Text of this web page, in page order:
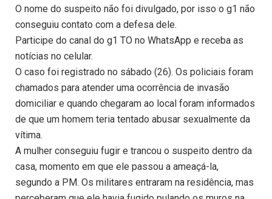
O nome do suspeito não foi divulgado, por isso o g1 não
conseguiu contato com a defesa dele.
Participe do canal do g1 TO no WhatsApp e receba as
notícias no celular.
O caso foi registrado no sábado (26). Os policiais foram
chamados para atender uma ocorrência de invasão
domiciliar e quando chegaram ao local foram informados
de que um homem teria tentado abusar sexualmente da
vítima.
A mulher conseguiu fugir e trancou o suspeito dentro da
casa, momento em que ele passou a ameaçá-la,
segundo a PM. Os militares entraram na residência, mas